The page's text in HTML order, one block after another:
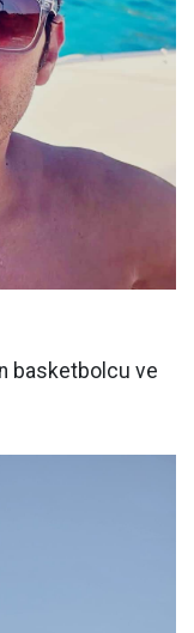
basketbolcu ve